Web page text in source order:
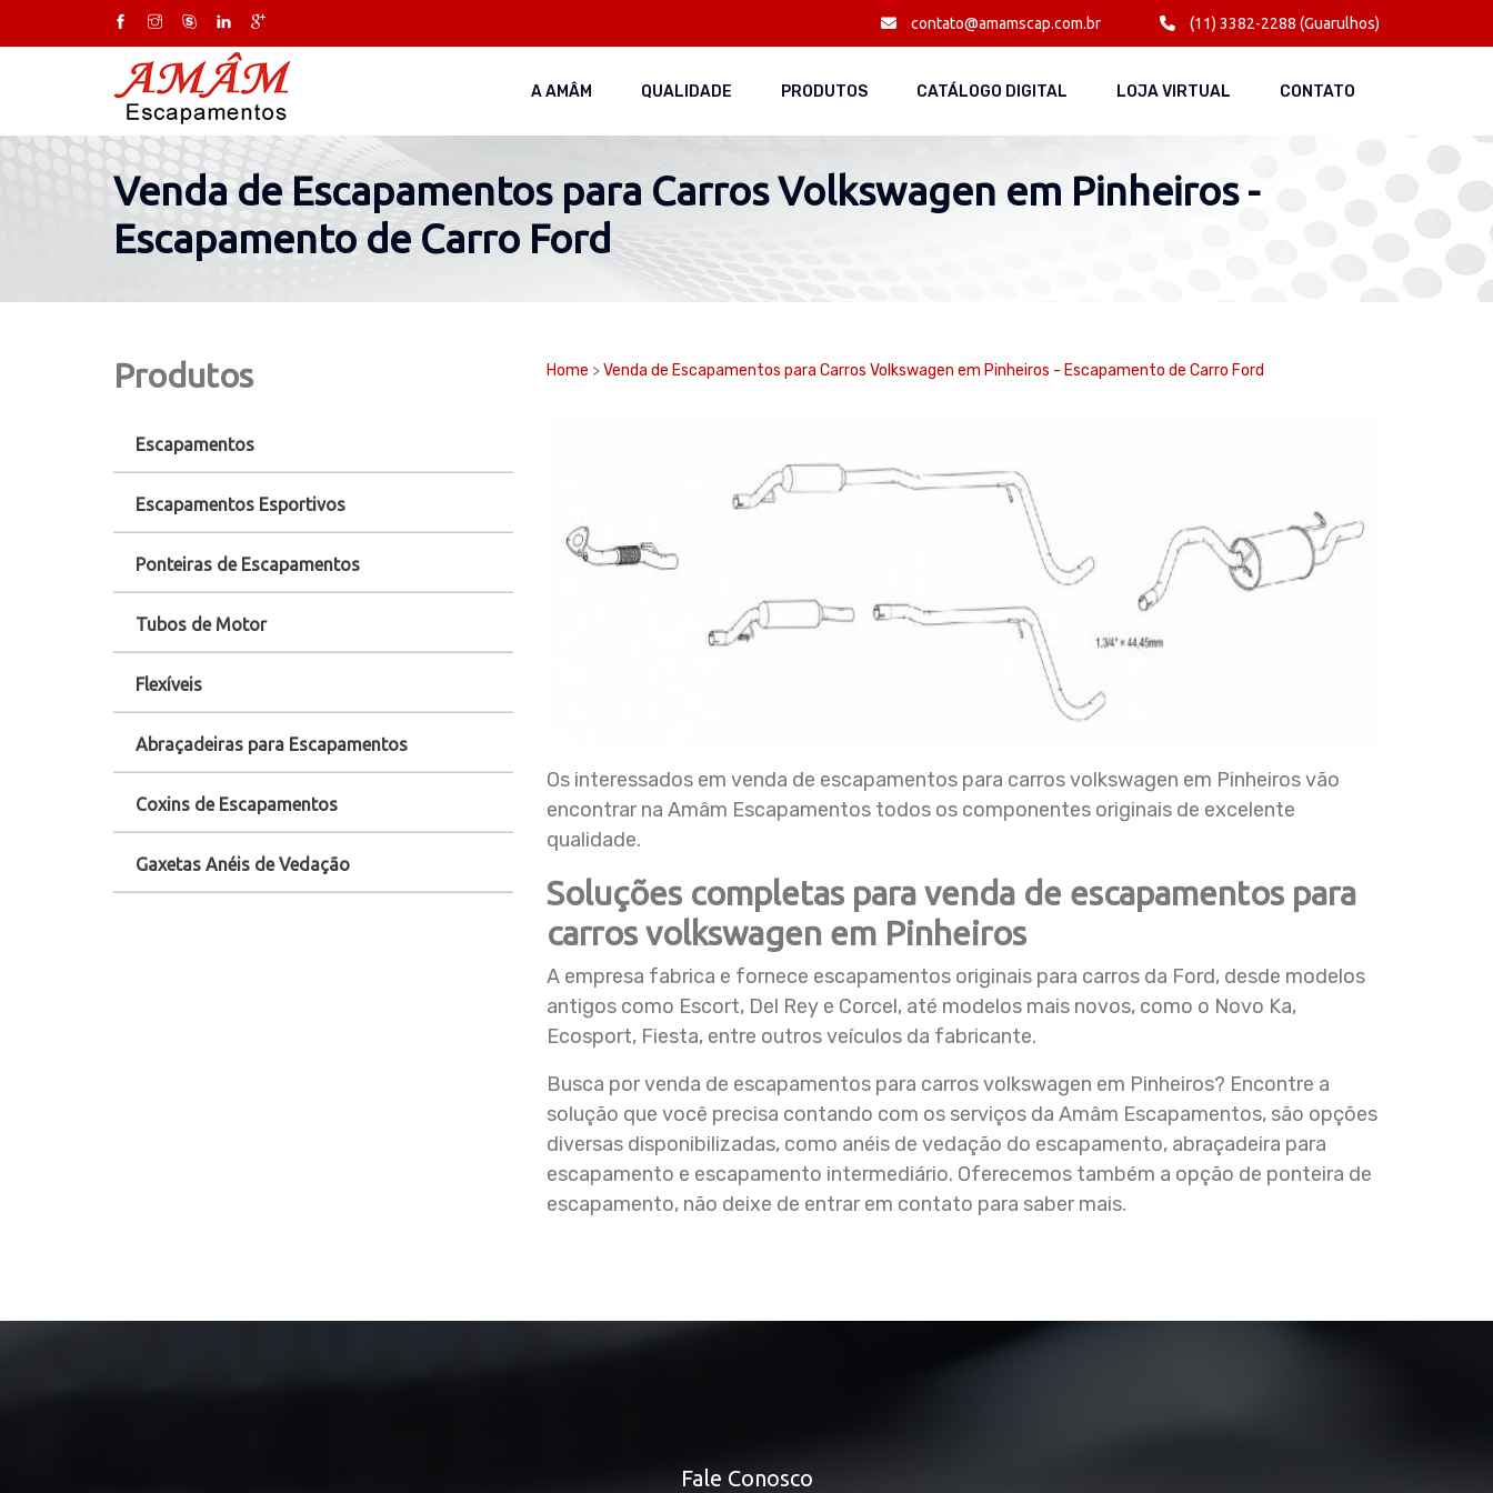
contato@amamscap.com.br (11) 3382-2288 (Guarulhos)
A AMÂM QUALIDADE PRODUTOS CATÁLOGO DIGITAL LOJA VIRTUAL CONTATO
Venda de Escapamentos para Carros Volkswagen em Pinheiros -
Escapamento de Carro Ford
Produtos
Escapamentos
Escapamentos Esportivos
Ponteiras de Escapamentos
Tubos de Motor
Flexíveis
Abraçadeiras para Escapamentos
Coxins de Escapamentos
Gaxetas Anéis de Vedação
Home >Venda de Escapamentos para Carros Volkswagen em Pinheiros - Escapamento de Carro Ford
Os interessados em venda de escapamentos para carros volkswagen em Pinheiros vão
encontrar na Amâm Escapamentos todos os componentes originais de excelente
qualidade.
Soluções completas para venda de escapamentos para
carros volkswagen em Pinheiros
A empresa fabrica e fornece escapamentos originais para carros da Ford, desde modelos
antigos como Escort, Del Rey e Corcel, até modelos mais novos, como o Novo Ka,
Ecosport, Fiesta, entre outros veículos da fabricante.
Busca por venda de escapamentos para carros volkswagen em Pinheiros? Encontre a
solução que você precisa contando com os serviços da Amâm Escapamentos, são opções
diversas disponibilizadas, como anéis de vedação do escapamento, abraçadeira para
escapamento e escapamento intermediário. Oferecemos também a opção de ponteira de
escapamento, não deixe de entrar em contato para saber mais.
Fale Conosco